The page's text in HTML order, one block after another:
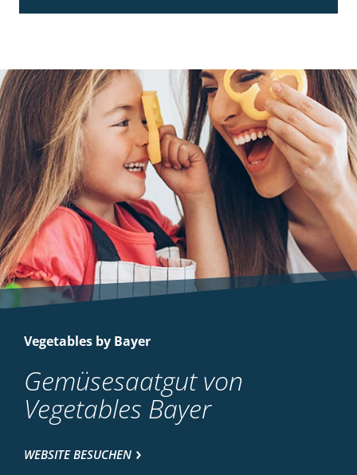
Vegetables by Bayer
Gemüsesaatgut von
Vegetables Bayer
WEBSITE BESUCHEN